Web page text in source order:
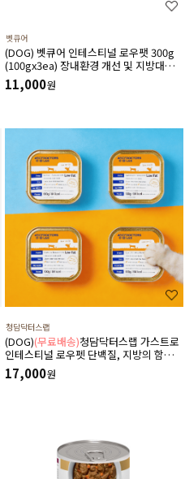
벳큐어
(DOG) 벳큐어 인테스티널 로우팻 300g
(100gx3ea) 장내환경 개선 및 지방대사
에 도움을 주는 습식 처방식
11,000원
청담닥터스랩
(DOG)(무료배송)청담닥터스랩 가스트로
인테스티널 로우펫 단백질, 지방의 함량을
줄인 습식 캔사료 600g(100gx6ea) 저지
방처방습식,췌장염 ,소화기질환,고지혈
17,000원